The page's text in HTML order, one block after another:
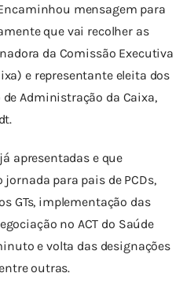
mensagem para
que vai recolher as
da Comissão Executiva
e representante eleita dos
Administração da Caixa,
apresentadas e que
para pais de PCDs,
GTs, implementação das
no ACT do Saúde
e volta das designações
outras.